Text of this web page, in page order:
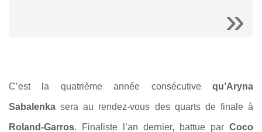
C’est la quatrième année consécutive qu’Aryna
Sabalenka sera au rendez-vous des quarts de finale à
Roland-Garros. Finaliste l’an dernier, battue par Coco